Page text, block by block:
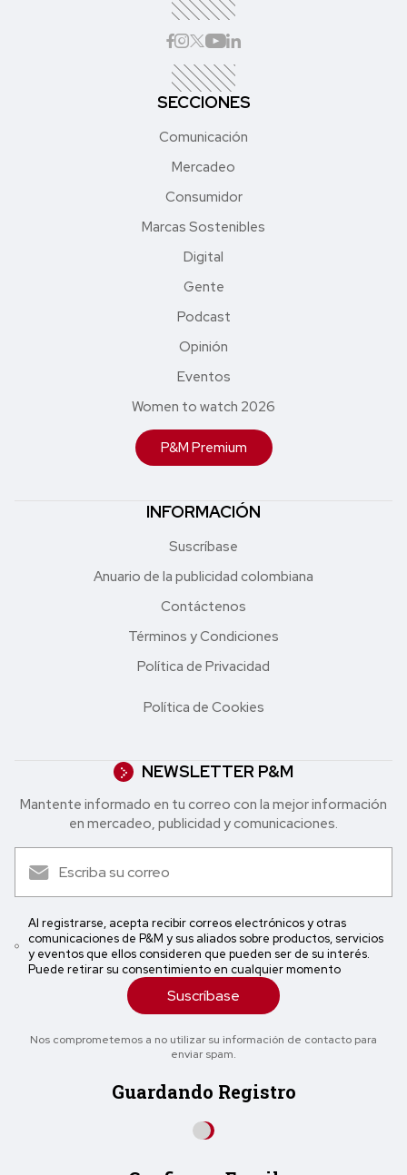
SECCIONES
Comunicación
Mercadeo
Consumidor
Marcas Sostenibles
Digital
Gente
Podcast
Opinión
Eventos
Women to watch 2026
P&M Premium
INFORMACIÓN
Suscríbase
Anuario de la publicidad colombiana
Contáctenos
Términos y Condiciones
Política de Privacidad
Política de Cookies
NEWSLETTER P&M
Mantente informado en tu correo con la mejor in formación
en mercadeo, publicidad y comunicaciones.
Al registrarse, acepta recibir correos electrónicos y otras
comunicaciones de P&M y sus aliados sobre productos, servicios
y eventos que ellos consideren que pueden ser de su interés.
Puede retirar su consentimiento en cualquier momento
Suscríbase
Nos comprometemos a no utilizar su información de contacto para
enviar spam.
Guardando Registro